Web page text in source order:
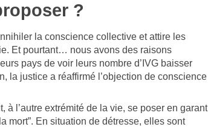
?
la conscience collective et attire les
Et pourtant… nous avons des raisons
pays de voir leurs nombre d’IVG baisser
la justice a réaffirmé l’objection de conscience
l’autre extrémité de la vie, se poser en garant
mort”. En situation de détresse, elles sont